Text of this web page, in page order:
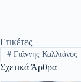
Ετικέτες
#Γιάννης Καλλιάνος
Σχετικά Άρθρα